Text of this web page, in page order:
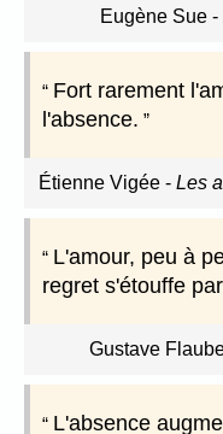
Eugène Sue-
Fort rarement
l'absence.
Étienne Vigée - Les
L'amour, peu à
regret s'étouffe
Gustave
L'absence